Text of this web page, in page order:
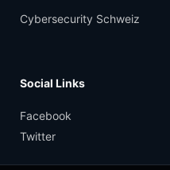
Cybersecurity Schweiz
Social Links
Facebook
Twitter